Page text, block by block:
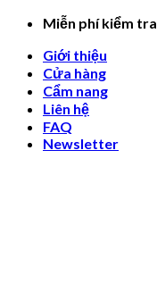
Skip
content
Miễn phí kiểm
Giới thiệu
Cửa hàng
Cẩm nang
Liên hệ
FAQ
Newsletter